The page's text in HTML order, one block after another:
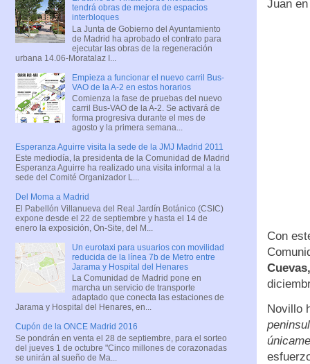
Juan
Con
Novillo
tendrá obras de mejora de espacios
interbloques
La Junta de Gobierno del Ayuntamiento
de Madrid ha aprobado el contrato para
ejecutar las obras de la regeneración
urbana 14.06-Moratalaz I...
Empieza a funcionar el nuevo carril Bus-
VAO de la A-2 en estos horarios
Comienza la fase de pruebas del nuevo
carril Bus-VAO de la A-2. Se activará de
forma progresiva durante el mes de
agosto y la primera semana...
Esperanza Aguirre visita la sede de la JMJ Madrid 2011
Este mediodía, la presidenta de la Comunidad de Madrid
Esperanza Aguirre ha realizado una visita informal a la
sede del Comité Organizador L...
Del Moma a Madrid
El Pabellón Villanueva del Real Jardín Botánico (CSIC)
expone desde el 22 de septiembre y hasta el 14 de
enero la exposición, On-Site, del M...
Un eurotaxi para usuarios con movilidad
reducida de la línea 7b de Metro entre
Jarama y Hospital del Henares
La Comunidad de Madrid pone en
marcha un servicio de transporte
adaptado que conecta las estaciones de
Jarama y Hospital del Henares, en...
Cupón de la ONCE Madrid 2016
Se pondrán en venta el 28 de septiembre, para el sorteo
del jueves 1 de octubre "Cinco millones de corazonadas
se unirán al sueño de Ma...